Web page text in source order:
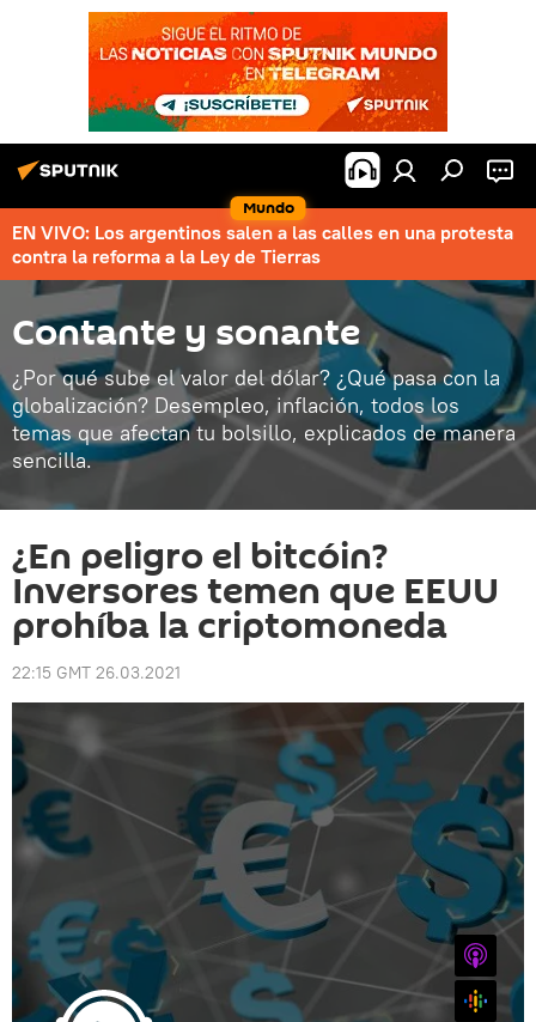
Mundo
EN VIVO: Los argentinos salen a las calles en una protesta
contra la reforma a la Ley de Tierras
Contante y sonante
¿Por qué sube el valor del dólar? ¿Qué pasa con la
globalización? Desempleo, inflación, todos los
temas que afectan tu bolsillo, explicados de manera
sencilla.
¿En peligro el bitcóin?
Inversores temen que EEUU
prohíba la criptomoneda
22:15 GMT 26.03.2021
iTunes
Google